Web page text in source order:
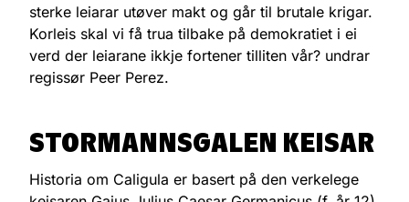
sterke leiarar utøver makt og går til brutale krigar.
Korleis skal vi få trua tilbake på demokratiet i ei
verd der leiarane ikkje fortener tilliten vår? undrar
regissør Peer Perez.
STORMANNSGALEN KEISAR
Historia om Caligula er basert på den verkelege